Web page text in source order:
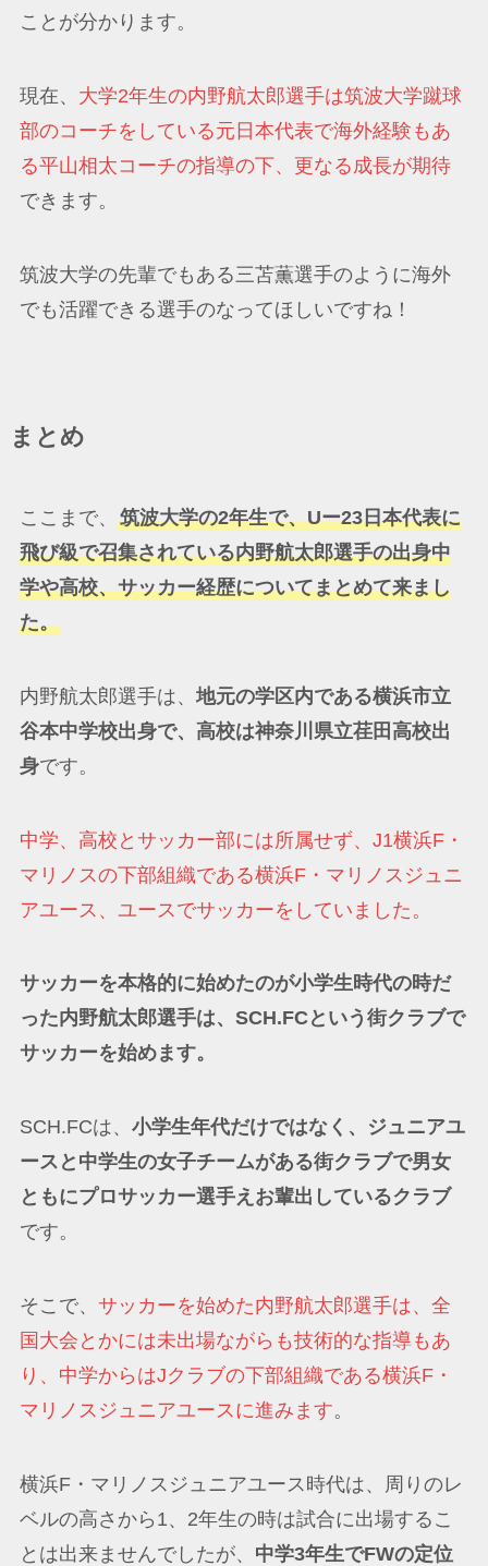
ことが分かります。
現在、 大学2年生の内野航太郎選手は筑波大学蹴球
部のコーチをしている元日本代表で海外経験もあ
る平山相太コーチの指導の下、更なる成長が期待
できます。
筑波大学の先輩でもある三苫薫選手のように海外
でも活躍できる選手のなってほしいですね！
まとめ
ここまで、 筑波大学の2年生で、Uー23日本代表に
飛び級で召集されている内野航太郎選手の出身中
学や高校、サッカー経歴についてまとめて来まし
た。
内野航太郎選手は、 地元の学区内である横浜市立
谷本中学校出身で、高校は神奈川県立荏田高校出
身です。
中学、高校とサッカー部には所属せず、J1横浜F・
マリノスの下部組織である横浜F・マリノスジュニ
アユース、ユースでサッカーをしていました。
サッカーを本格的に始めたのが小学生時代の時だ
った内野航太郎選手は、SCH.FCという街クラブで
サッカーを始めます。
SCH.FCは、 小学生年代だけではなく、ジュニアユ
ースと中学生の女子チームがある街クラブで男女
ともにプロサッカー選手えお輩出しているクラブ
です。
そこで、 サッカーを始めた内野航太郎選手は、全
国大会とかには未出場ながらも技術的な指導もあ
り、中学からはJクラブの下部組織である横浜F・
マリノスジュニアユースに進みます。
横浜F・マリノスジュニアユース時代は、周りのレ
ベルの高さから1、2年生の時は試合に出場するこ
とは出来ませんでしたが、 中学3年生でFWの定位